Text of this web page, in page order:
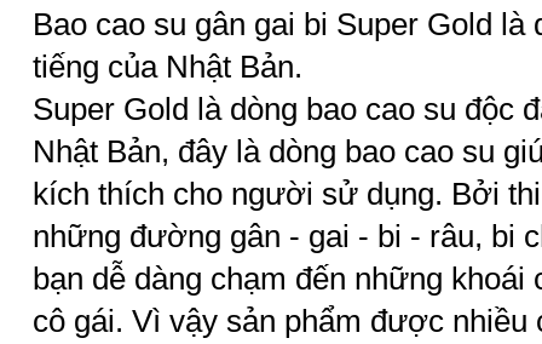
Bao cao su gân gai bi Super Gold là
tiếng của Nhật Bản.
Super Gold là dòng bao cao su độc
Nhật Bản, đây là dòng bao cao su
kích thích cho người sử dụng. Bởi
những đường gân - gai - bi - râu, bi
bạn dễ dàng chạm đến những khoái
cô gái. Vì vậy sản phẩm được nhiều